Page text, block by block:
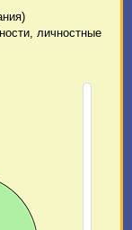
личностные